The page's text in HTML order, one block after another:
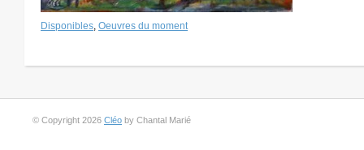
Disponibles, Oeuvres du moment
© Copyright 2026 Cléo by Chantal Marié